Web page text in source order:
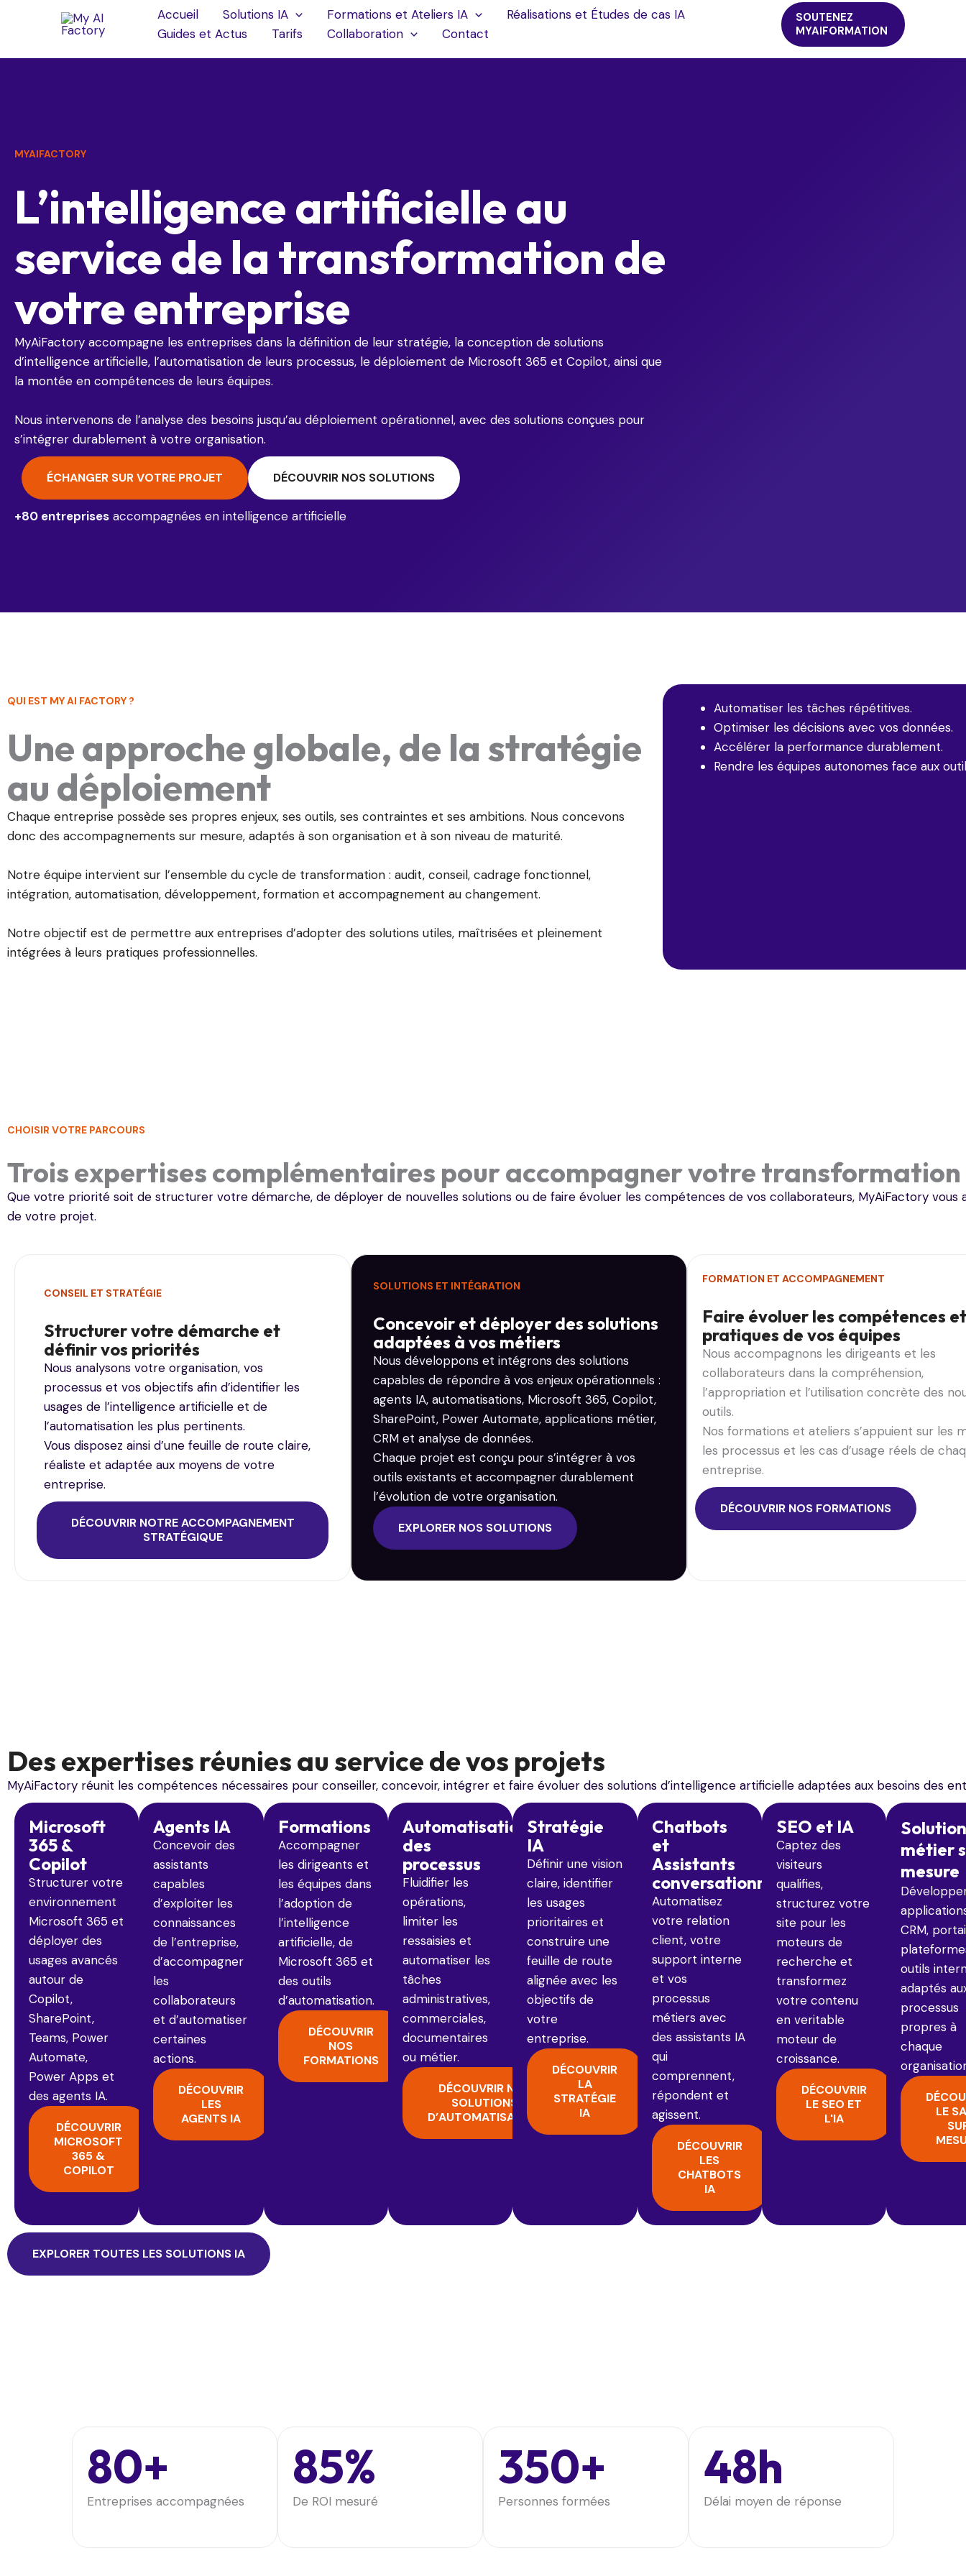
Accueil Solutions IA Formations et Ateliers IA
Réalisations et Études de cas IA
Guides et Actus
Tarifs Collaboration Contact
SOUTENEZ
MYAIFORMATION
MYAIFACTORY
L’intelligence artificielle au
service de la transformation de
votre entreprise
MyAiFactory accompagne les entreprises dans la définition de leur stratégie, la conception de solutions
d’intelligence artificielle, l’automatisation de leurs processus, le déploiement de Microsoft 365 et Copilot, ainsi que
la montée en compétences de leurs équipes.
Nous intervenons de l’analyse des besoins jusqu’au déploiement opérationnel, avec des solutions conçues pour
s’intégrer durablement à votre organisation.
ÉCHANGER SUR VOTRE PROJET DÉCOUVRIR NOS SOLUTIONS
+80 entreprises accompagnées en intelligence artificielle
QUI EST MY AI FACTORY ?
Une approche globale, de la stratégie
au déploiement
Chaque entreprise possède ses propres enjeux, ses outils, ses contraintes et ses ambitions. Nous concevons
donc des accompagnements sur mesure, adaptés à son organisation et à son niveau de maturité.
Notre équipe intervient sur l’ensemble du cycle de transformation : audit, conseil, cadrage fonctionnel,
intégration, automatisation, développement, formation et accompagnement au changement.
Notre objectif est de permettre aux entreprises d’adopter des solutions utiles, maîtrisées et pleinement
intégrées à leurs pratiques professionnelles.
Automatiser les tâches répétitives.
Optimiser les décisions avec vos données.
Accélérer la performance durablement.
Rendre les équipes autonomes face aux
CHOISIR VOTRE PARCOURS
Trois expertises complémentaires pour accompagner votre transformation
Que votre priorité soit de structurer votre démarche, de déployer de nouvelles solutions ou de faire évoluer les compétences de vos collaborateurs, MyAiFactory vous
de votre projet.
CONSEIL ET STRATÉGIE
Structurer votre démarche et
définir vos priorités
Nous analysons votre organisation, vos
processus et vos objectifs afin d’identifier les
usages de l’intelligence artificielle et de
l’automatisation les plus pertinents.
Vous disposez ainsi d’une feuille de route claire,
réaliste et adaptée aux moyens de votre
entreprise.
DÉCOUVRIR NOTRE ACCOMPAGNEMENT
STRATÉGIQUE
SOLUTIONS ET INTÉGRATION
Concevoir et déployer des solutions
adaptées à vos métiers
Nous développons et intégrons des solutions
capables de répondre à vos enjeux opérationnels :
agents IA, automatisations, Microsoft 365, Copilot,
SharePoint, Power Automate, applications métier,
CRM et analyse de données.
Chaque projet est conçu pour s’intégrer à vos
outils existants et accompagner durablement
l’évolution de votre organisation.
EXPLORER NOS SOLUTIONS
FORMATION ET ACCOMPAGNEMENT
Faire évoluer les compétences
pratiques de vos équipes
Nous accompagnons les dirigeants et les
collaborateurs dans la compréhension,
l’appropriation et l’utilisation concrète des
outils.
Nos formations et ateliers s’appuient sur les
les processus et les cas d’usage réels de
entreprise.
DÉCOUVRIR NOS FORMATIONS
Des expertises réunies au service de vos projets
MyAiFactory réunit les compétences nécessaires pour conseiller, concevoir, intégrer et faire évoluer des solutions d’intelligence artificielle adaptées aux besoins des
Microsoft
365 &
Copilot
Structurer votre
environnement
Microsoft 365 et
déployer des
usages avancés
autour de
Copilot,
SharePoint,
Teams, Power
Automate,
Power Apps et
des agents IA.
DÉCOUVRIR
MICROSOFT
365 &
COPILOT
Agents IA
Concevoir des
assistants
capables
d’exploiter les
connaissances
de l’entreprise,
d’accompagner
les
collaborateurs
et d’automatiser
certaines
actions.
DÉCOUVRIR
LES
AGENTS IA
Formations
Accompagner
les dirigeants et
les équipes dans
l’adoption de
l’intelligence
artificielle, de
Microsoft 365 et
des outils
d’automatisation.
DÉCOUVRIR
NOS
FORMATIONS
Automatisation
des
processus
Fluidifier les
opérations,
limiter les
ressaisies et
automatiser les
tâches
administratives,
commerciales,
documentaires
ou métier.
DÉCOUVRIR NOS
SOLUTIONS
D’AUTOMATISATION
Stratégie
IA
Définir une vision
claire, identifier
les usages
prioritaires et
construire une
feuille de route
alignée avec les
objectifs de
votre
entreprise.
DÉCOUVRIR
LA
STRATÉGIE
IA
Chatbots
et
Assistants
conversationnels
Automatisez
votre relation
client, votre
support interne
et vos
processus
métiers avec
des assistants IA
qui
comprennent,
répondent et
agissent.
DÉCOUVRIR
LES
CHATBOTS
IA
SEO et IA
Captez des
visiteurs
qualifies,
structurez votre
site pour les
moteurs de
recherche et
transformez
votre contenu
en veritable
moteur de
croissance.
DÉCOUVRIR
LE SEO ET
L'IA
métier
mesure
CRM,
outils
adaptés
processus
propres à
chaque
LE
EXPLORER TOUTES LES SOLUTIONS IA
80+
Entreprises accompagnées
85%​
De ROI mesuré
350+
Personnes formées
48h
Délai moyen de réponse